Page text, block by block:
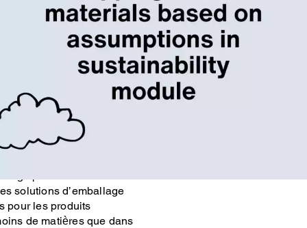
à réduire et à éliminer
nos magasins de détail,
les produits
de magasinage, de sac
Notre boîte à chaussures
solutions d’emballage
pour les produits
de matières que dans